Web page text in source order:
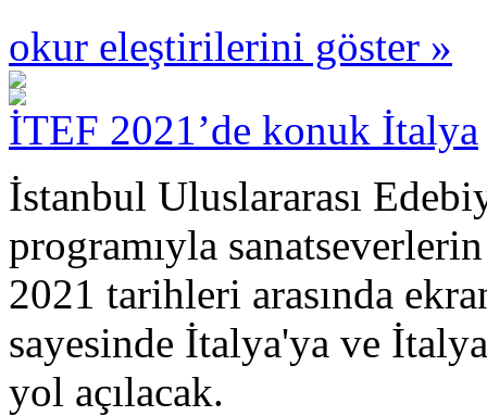
okur eleştirilerini göster »
İTEF 2021’de konuk İtalya
İstanbul Uluslararası
programıyla
2021 tarihleri arasında
sayesinde İtalya'ya ve
yol açılacak.